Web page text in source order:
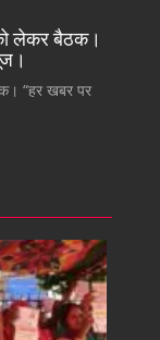
लेकर बैठक।
“हर खबर पर